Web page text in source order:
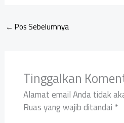
← Pos Sebelumnya
Tinggalkan
Alamat email Anda tidak
Ruas yang wajib ditandai*